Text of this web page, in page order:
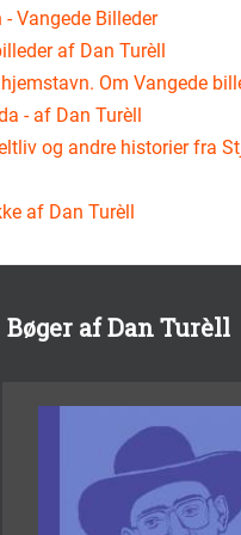
- Vangede Billeder
af Dan Turèll
Om Vangede
- af Dan Turèll
og andre historier fra
af Dan Turèll
Bøger af Dan Turèll